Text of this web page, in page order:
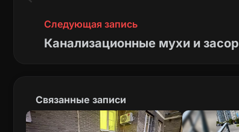
Следующая запись
Канализационные мухи и
Связанные записи